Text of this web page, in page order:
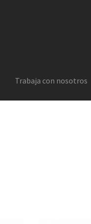
Trabaja con nosotros